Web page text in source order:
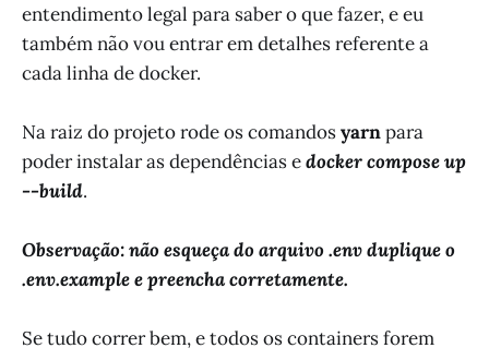
entendimento legal para saber o que fazer, e eu
também não vou entrar em detalhes referente a
cada linha de docker.
Na raiz do projeto rode os comandosyarnpara
poder instalar as dependências edocker compose up
--build.
Observação: não esqueça do arquivo .env duplique o
.env.example e preencha corretamente.
Se tudo correr bem, e todos os containers forem